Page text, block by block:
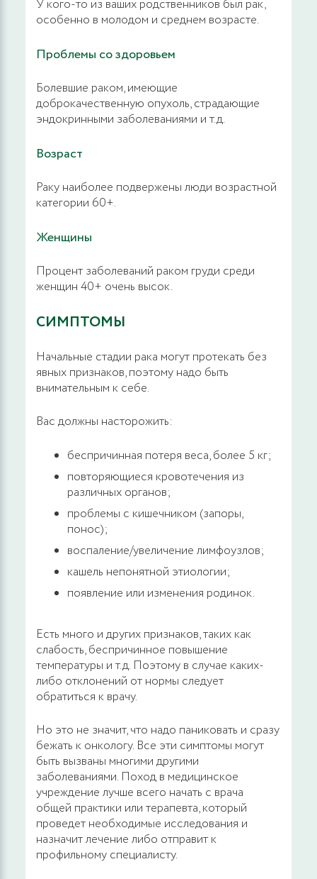
У кого-то из ваших родственников был рак,
особенно в молодом и среднем возрасте.
Проблемы со здоровьем
Болевшие раком, имеющие
доброкачественную опухоль, страдающие
эндокринными заболеваниями и т.д.
Возраст
Раку наиболее подвержены люди возрастной
категории 60+.
Женщины
Процент заболеваний раком груди среди
женщин 40+ очень высок.
СИМПТОМЫ
Начальные стадии рака могут протекать без
явных признаков, поэтому надо быть
внимательным к себе.
Вас должны насторожить:
беспричинная потеря веса, более 5 кг;
повторяющиеся кровотечения из
различных органов;
проблемы с кишечником (запоры,
понос);
воспаление/увеличение лимфоузлов;
кашель непонятной этиологии;
появление или изменения родинок.
Есть много и других признаков, таких как
слабость, беспричинное повышение
температуры и т.д. Поэтому в случае каких-
либо отклонений от нормы следует
обратиться к врачу.
Но это не значит, что надо паниковать и сразу
бежать к онкологу. Все эти симптомы могут
быть вызваны многими другими
заболеваниями. Поход в медицинское
учреждение лучше всего начать с врача
общей практики или терапевта, который
проведет необходимые исследования и
назначит лечение либо отправит к
профильному специалисту.